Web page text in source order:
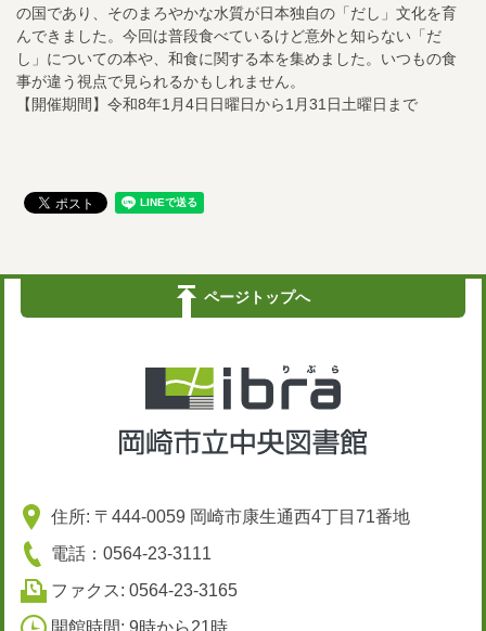
の国であり、そのまろやかな水質が日本独自の「だし」文化を育
んできました。今回は普段食べているけど意外と知らない「だ
し」についての本や、和食に関する本を集めました。いつもの食
事が違う視点で見られるかもしれません。
【開催期間】令和8年1月4日日曜日から1月31日土曜日まで
ページトップへ
住所: 〒444-0059 岡崎市康生通西4丁目71番地
電話：0564-23-3111
ファクス: 0564-23-3165
開館時間: 9時から21時